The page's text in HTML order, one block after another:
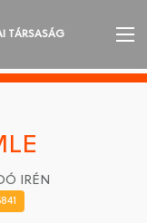
TÁRSASÁG
IRÉN